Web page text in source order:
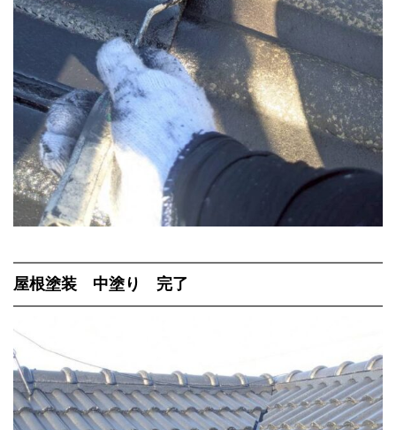
屋根塗装 中塗り 完了